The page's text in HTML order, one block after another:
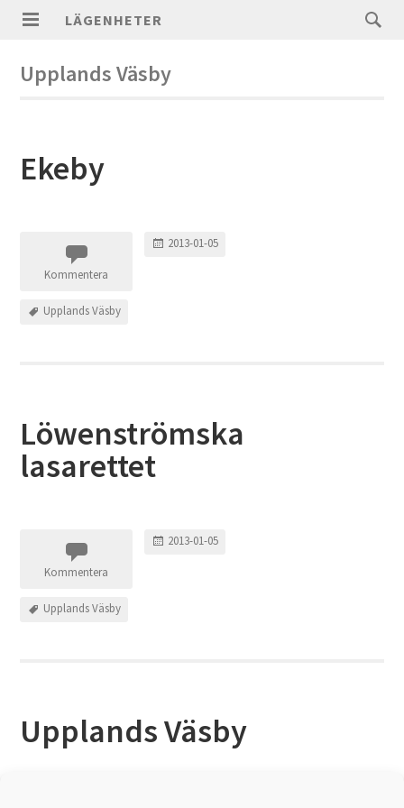
LÄGENHETER
Upplands Väsby
Ekeby
Kommentera
2013-01-05
Upplands Väsby
Löwenströmska
lasarettet
Kommentera
2013-01-05
Upplands Väsby
Upplands Väsby